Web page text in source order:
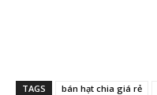
TAGS bán hạt chia giá rẻ